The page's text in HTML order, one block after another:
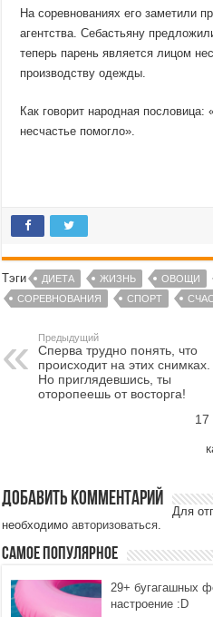
На соревнованиях его заметили
агентства. Себастьяну
теперь парень является лицом
производству одежды.
Как говорит народная
несчастье помогло».
Тэги ДИЕТА ЖИЗНЬ ОВОЩИ
СОРЕВНОВАНИЯ
СПОРТ
Предыдущий
Сперва трудно понять, что
происходит на этих снимках.
Но приглядевшись, ты
оторопеешь от восторга!
17
Добавить комментарий
Для
необходимоавторизоваться
Самое популярное
29+ бугагашных
настроение :D